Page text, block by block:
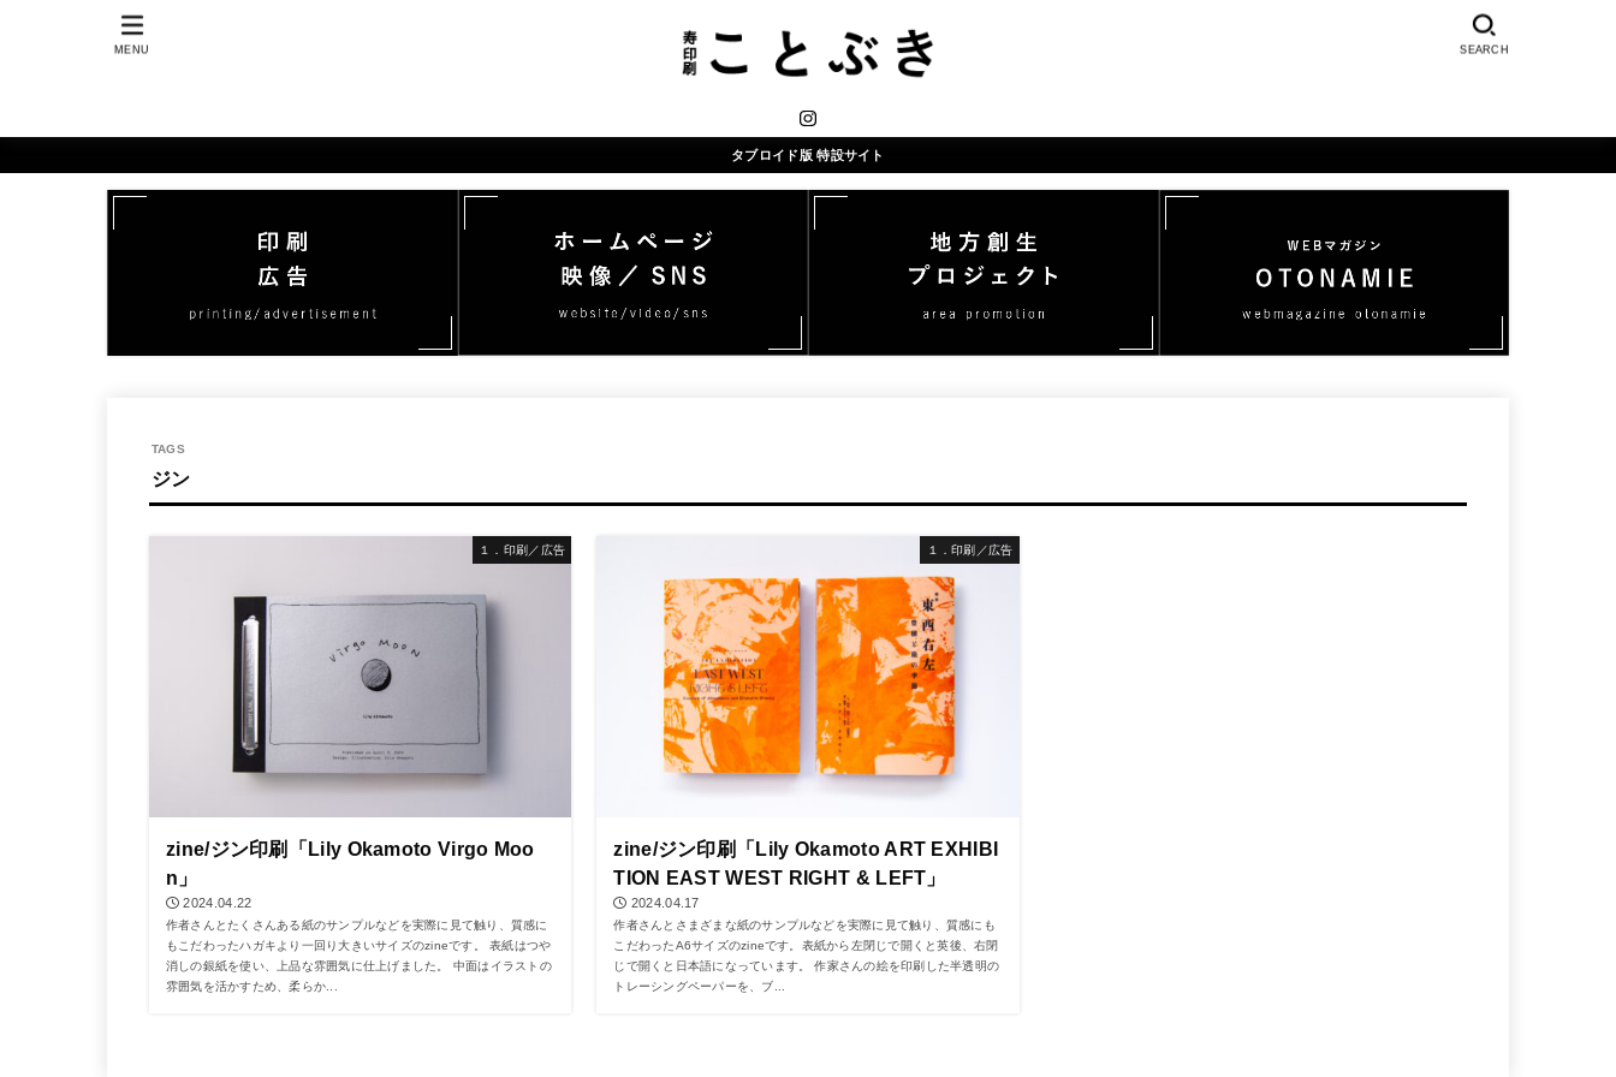
SEARCH
MENU
タブロイド版 特設サイト
ジン
１．印刷／広告
zine/ジン印刷「Lily Okamoto Virgo Moo
n」
2024.04.22
作者さんとたくさんある紙のサンプルなどを実際に見て触り、質感に
もこだわったハガキより一回り大きいサイズのzineです。 表紙はつや
消しの銀紙を使い、上品な雰囲気に仕上げました。 中面はイラストの
雰囲気を活かすため、柔らか...
１．印刷／広告
zine/ジン印刷「Lily Okamoto ART EXHIBI
TION EAST WEST RIGHT & LEFT」
2024.04.17
作者さんとさまざまな紙のサンプルなどを実際に見て触り、質感にも
こだわったA6サイズのzineです。表紙から左閉じで開くと英後、右閉
じで開くと日本語になっています。 作家さんの絵を印刷した半透明の
トレーシングペーパーを、ブ...